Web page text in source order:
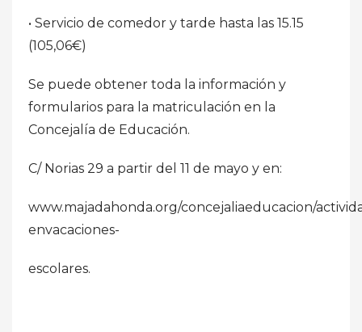
• Servicio de comedor y tarde hasta las 15.15
(105,06€)
Se puede obtener toda la información y
formularios para la matriculación en la
Concejalía de Educación.
C/ Norias 29 a partir del 11 de mayo y en:
www.majadahonda.org/concejaliaeducacion/
envacaciones-
escolares.